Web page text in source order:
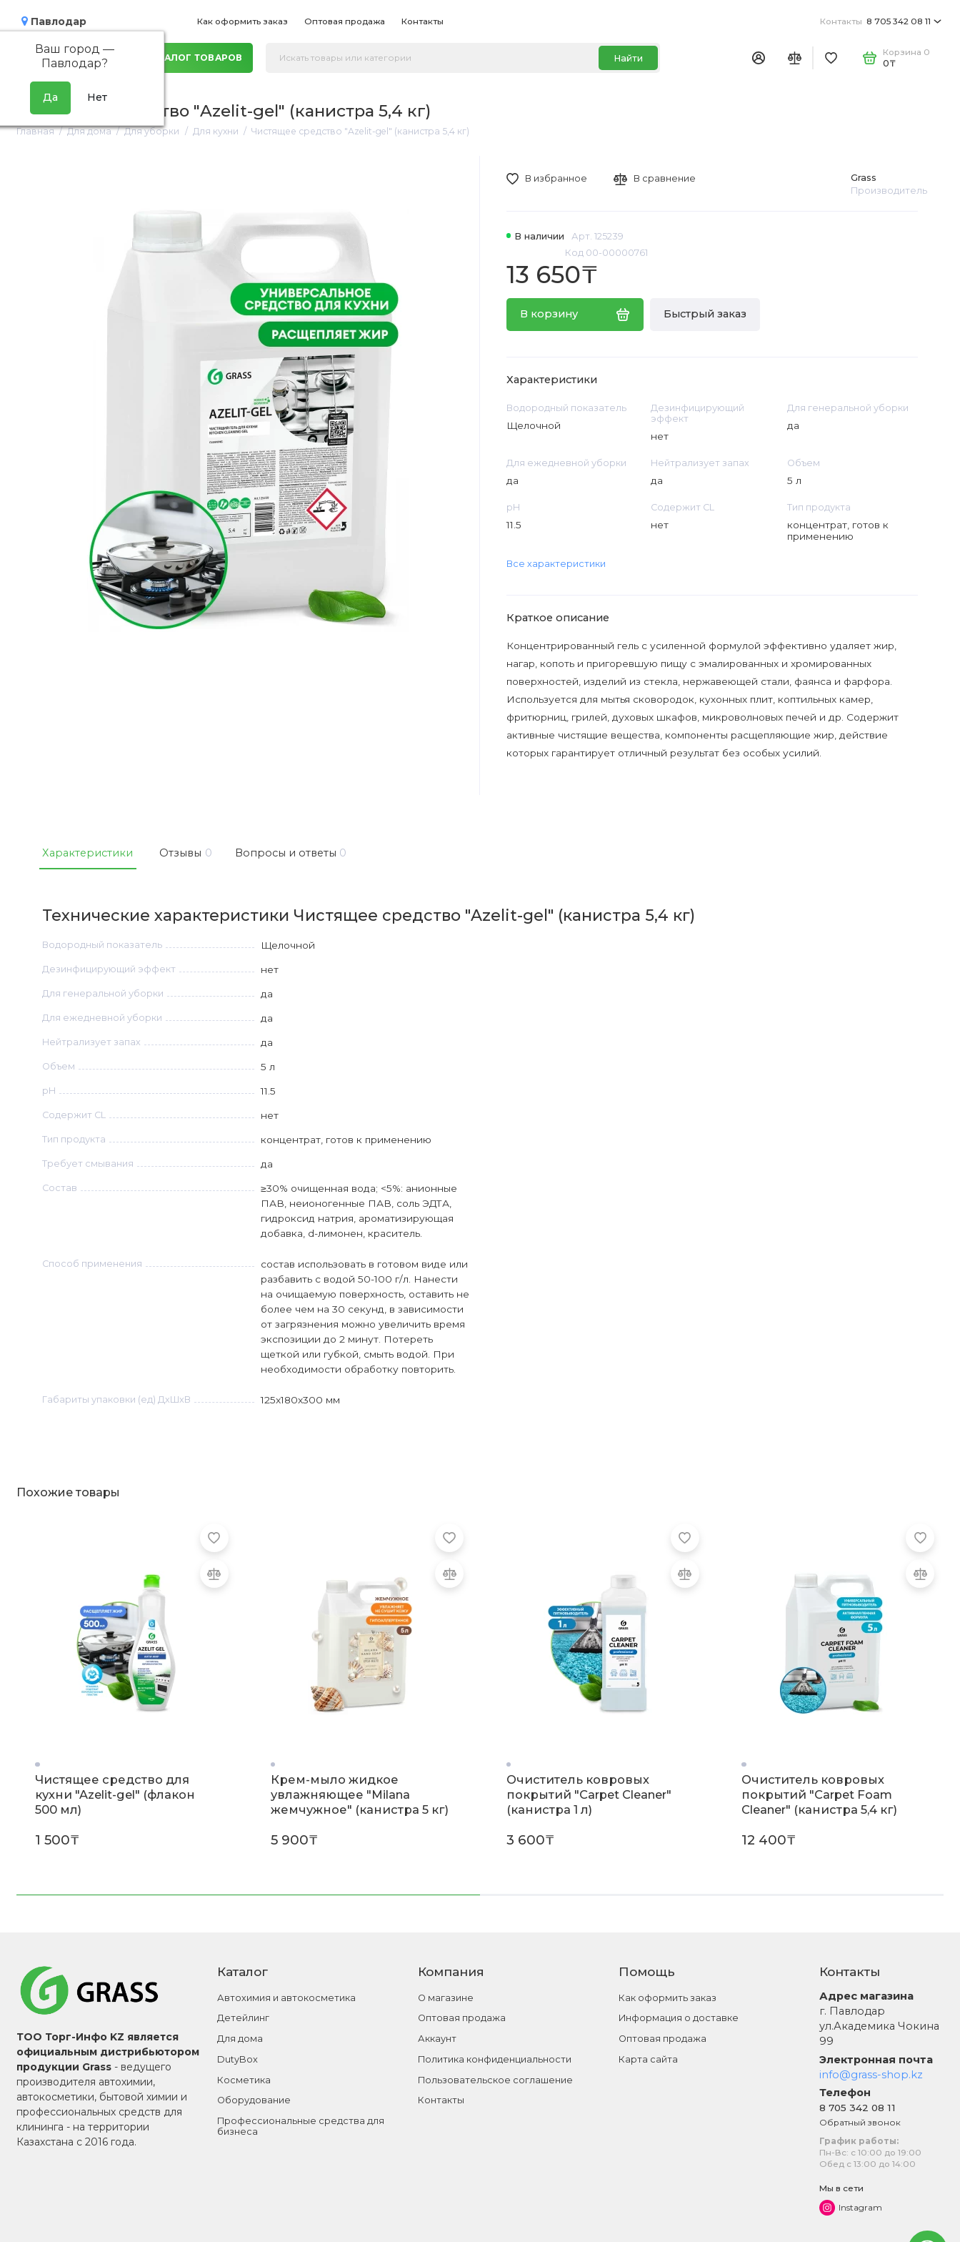
Павлодар
Ваш город —
Павлодар?
Как оформить заказ Оптовая продажа Контакты Контакты 8 705 342 08 11
КАТАЛОГ ТОВАРОВ Найти
Корзина 0
0₸
Чистящее средство "Azelit-gel" (канистра 5,4 кг)
Главная Для дома Для уборки Для кухни Чистящее средство "Azelit-gel" (канистра 5,4 кг)
В наличии
Арт. 125239
Код 00-00000761
Grass
Производитель
13 650₸
В корзину Быстрый заказ
В избранное В сравнение
Характеристики
Водородный показатель
Щелочной
Дезинфицирующий
эффект
нет
Для генеральной уборки
да
Для ежедневной уборки
да
Нейтрализует запах
да
Объем
5 л
рН
11.5
Содержит CL
нет
Тип продукта
концентрат, готов к
применению
Все характеристики
Краткое описание
Концентрированный гель с усиленной формулой эффективно удаляет жир,
нагар, копоть и пригоревшую пищу с эмалированных и хромированных
поверхностей, изделий из стекла, нержавеющей стали, фаянса и фарфора.
Используется для мытья сковородок, кухонных плит, коптильных камер,
фритюрниц, грилей, духовых шкафов, микроволновых печей и др. Содержит
активные чистящие вещества, компоненты расщепляющие жир, действие
которых гарантирует отличный результат без особых усилий.
Характеристики Отзывы 0 Вопросы и ответы 0
Технические характеристики Чистящее средство "Azelit-gel" (канистра 5,4 кг)
Водородный показатель Щелочной
Дезинфицирующий эффект нет
Для генеральной уборки да
Для ежедневной уборки да
Нейтрализует запах да
Объем 5 л
рН 11.5
Содержит CL нет
Тип продукта концентрат, готов к применению
Требует смывания да
Состав
≥30% очищенная вода; <5%: анионные
ПАВ, неионогенные ПАВ, соль ЭДТА,
гидроксид натрия, ароматизирующая
добавка, d-лимонен, краситель.
Способ применения
cостав использовать в готовом виде или
разбавить с водой 50-100 г/л. Нанести
на очищаемую поверхность, оставить не
более чем на 30 секунд, в зависимости
от загрязнения можно увеличить время
экспозиции до 2 минут. Потереть
щеткой или губкой, смыть водой. При
необходимости обработку повторить.
Габариты упаковки (ед) ДхШхВ 125x180x300 мм
Похожие товары
Чистящее средство для
кухни "Azelit-gel" (флакон
500 мл)
1 500₸
Крем-мыло жидкое
увлажняющее "Milana
жемчужное" (канистра 5 кг)
5 900₸
Очиститель ковровых
покрытий "Carpet Cleaner"
(канистра 1 л)
3 600₸
Очиститель ковровых
покрытий "Carpet Foam
Cleaner" (канистра 5,4 кг)
12 400₸
ТОО Торг-Инфо KZ является
официальным дистрибьютором
продукции Grass- ведущего
производителя автохимии,
автокосметики, бытовой химии и
профессиональных средств для
клининга - на территории
Казахстана с 2016 года.
Каталог
Автохимия и автокосметика
Детейлинг
Для дома
DutyBox
Косметика
Оборудование
Профессиональные средства для
бизнеса
Компания
О магазине
Оптовая продажа
Аккаунт
Политика конфиденциальности
Пользовательское соглашение
Контакты
Помощь
Как оформить заказ
Информация о доставке
Оптовая продажа
Карта сайта
Контакты
Адрес магазина
г. Павлодар
ул.Академика Чокина
99
Электронная почта
info@grass-shop.kz
Телефон
8 705 342 08 11
Обратный звонок
График работы:
Пн-Вс: с 10:00 до 19:00
Обед с 13:00 до 14:00
Мы в сети
Instagram